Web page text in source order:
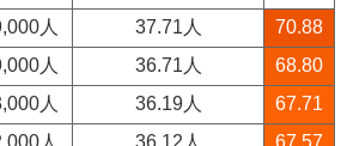
人 37.71人
70.88
人 36.71人
68.80
人 36.19人
67.71
人 36.12人 67.57